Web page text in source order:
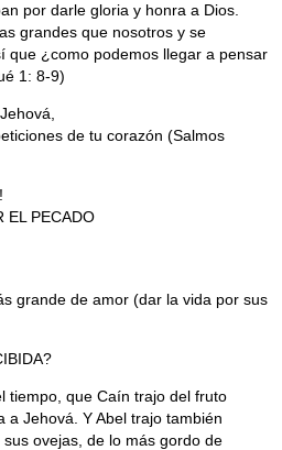
por darle gloria y honra a Dios.
grandes que nosotros y se
que ¿como podemos llegar a pensar
1: 8-9)
de tu corazón (Salmos
EL PECADO
grande de amor (dar la vida por sus
tiempo, que Caín trajo del fruto
a Jehová. Y Abel trajo también
ovejas, de lo más gordo de